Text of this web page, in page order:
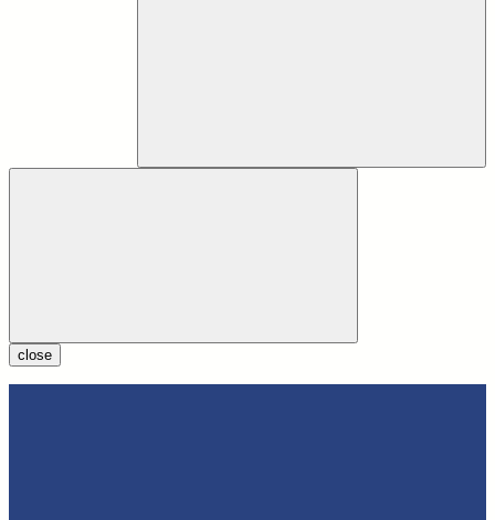
close